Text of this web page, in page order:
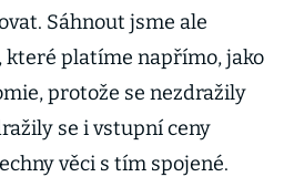
Sáhnout jsme ale
které platíme napřímo, jako
protože se nezdražily
se i vstupní ceny
věci s tím spojené.